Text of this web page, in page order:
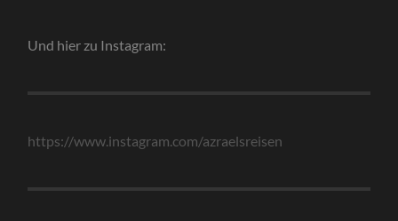
Und hier zu Instagram:
https://www.instagram.com/azraelsreisen